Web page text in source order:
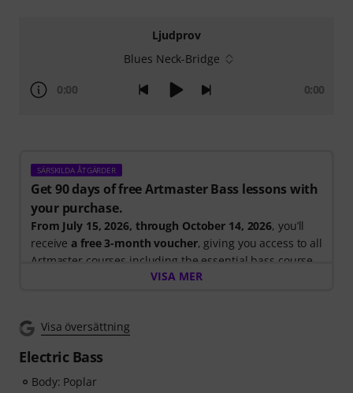
Ljudprov
Blues Neck-Bridge
0:00 0:00
SÄRSKILDA ÅTGÄRDER
Get 90 days of free Artmaster Bass lessons with
your purchase.
From July 15, 2026, through October 14, 2026, you’ll
receivea free 3-month voucher, giving you access to all
Artmaster courses including the essential bass course
designed to strengthen your groove, timing, technique
ArtMaster.com – learn directly from renowned bass
educator Marek Bero, known for his holistic approach
to bass playing, rhythmic mastery and practical
VISA MER
Visa översättning
Electric Bass
Body: Poplar